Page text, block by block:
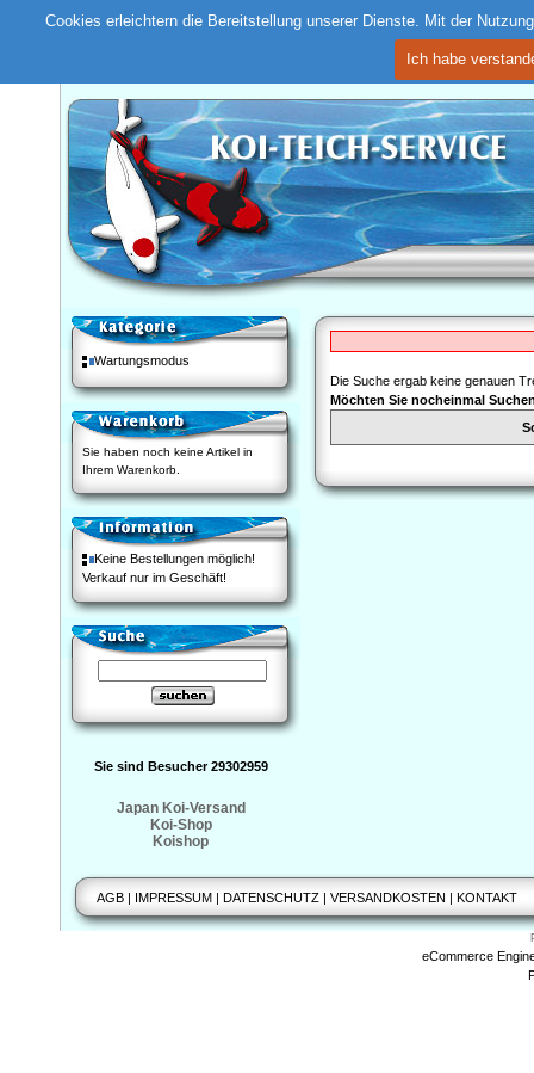
Cookies erleichtern die Bereitstellung unserer Dienste. Mit der
Ich habe
Wartungsmodus
Sie haben noch keine Artikel in
Ihrem Warenkorb.
Keine Bestellungen möglich!
Verkauf nur im Geschäft!
Sie sind Besucher 29302959
Japan Koi-Versand
Koi-Shop
Koishop
Die Suche ergab keine genauen
Möchten Sie nocheinmal
AGB | IMPRESSUM | DATENSCHUTZ | VERSANDKOSTEN | KONTAKT
eCommerce